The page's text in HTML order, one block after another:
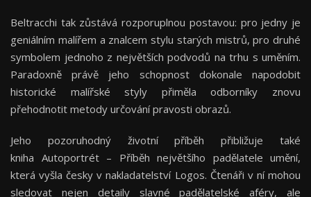
Beltracchi tak zůstává rozporuplnou postavou: pro jedny je
geniálním malířem a znalcem stylu starých mistrů, pro druhé
symbolem jednoho z největších podvodů na trhu s uměním.
Paradoxně právě jeho schopnost dokonale napodobit
historické malířské styly přiměla odborníky znovu
přehodnotit metody určování pravosti obrazů.
Jeho pozoruhodný životní příběh přibližuje také
kniha Autoportrét – Příběh největšího padělatele umění,
která vyšla česky v nakladatelství Logos. Čtenáři v ní mohou
sledovat nejen detaily slavné padělatelské aféry, ale